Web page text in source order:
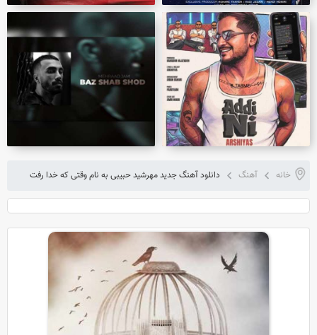
خانه آهنگ دانلود آهنگ جدید مهرشید حبیبی به نام وقتی که خدا رفت